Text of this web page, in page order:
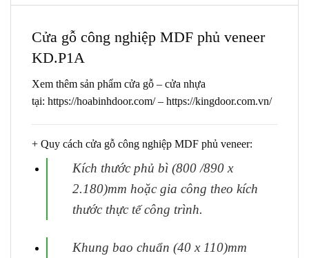
Cửa gỗ công nghiệp MDF phủ veneer
KD.P1A
Xem thêm sản phẩm cửa gỗ – cửa nhựa
tại: https://hoabinhdoor.com/– https://kingdoor.com.vn/
+ Quy cách cửa gỗ công nghiệp MDF phủ veneer:
Kích thước phủ bì (800 /890 x
2.180)mm hoặc gia công theo kích
thước thực tếcông trình.
Khung bao chuẩn (40 x 110)mm